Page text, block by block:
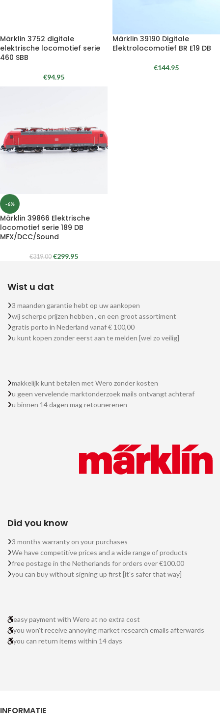
Märklin 3752 digitale
elektrische locomotief serie
460 SBB
€94.95
Märklin 39190 Digitale
Elektrolocomotief BR E19 DB
€144.95
-6%
Märklin 39866 Elektrische
locomotief serie 189 DB
MFX/DCC/Sound
€319.00 €299.95
Wist u dat
3 maanden garantie hebt op uw aankopen
wij scherpe prijzen hebben , en een groot assortiment
gratis porto in Nederland vanaf € 100,00
u kunt kopen zonder eerst aan te melden [wel zo veilig]
makkelijk kunt betalen met Wero zonder kosten
u geen vervelende marktonderzoek mails ontvangt achteraf
u binnen 14 dagen mag retounerenen
Did you know
3 months warranty on your purchases
We have competitive prices and a wide range of products
free postage in the Netherlands for orders over €100.00
you can buy without signing up first [it's safer that way]
easy payment with Wero at no extra cost
you won't receive annoying market research emails afterwards
you can return items within 14 days
INFORMATIE